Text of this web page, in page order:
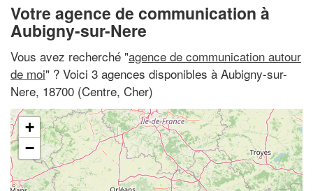
Votre agence de communication à
Aubigny-sur-Nere
Vous avez recherché "agence de communication autour
de moi" ? Voici 3 agences disponibles à Aubigny-sur-
Nere, 18700 (Centre, Cher)
+
−